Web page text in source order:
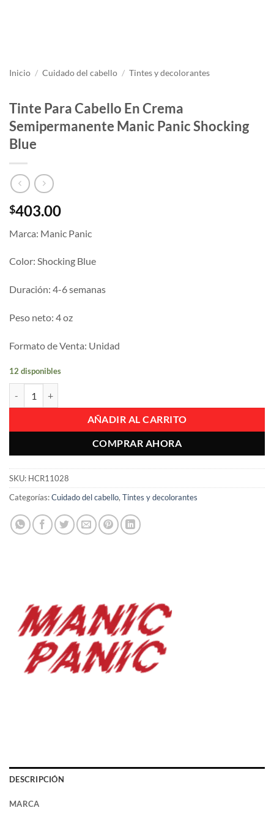
Inicio / Cuidado del cabello / Tintes y decolorantes
Tinte Para Cabello En Crema
Semipermanente Manic Panic Shocking
Blue
$403.00
Marca: Manic Panic
Color: Shocking Blue
Duración: 4-6 semanas
Peso neto: 4 oz
Formato de Venta: Unidad
12 disponibles
AÑADIR AL CARRITO
COMPRAR AHORA
SKU: HCR11028
Categorías:Cuidado del cabello, Tintes y decolorantes
DESCRIPCIÓN
MARCA